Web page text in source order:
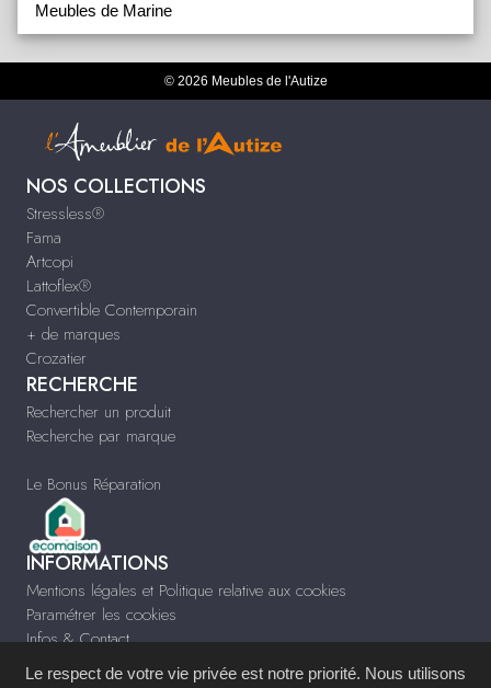
Meubles de Marine
© 2026 Meubles de l'Autize
NOS COLLECTIONS
Stressless®
Fama
Artcopi
Lattoflex®
Convertible Contemporain
+ de marques
Crozatier
RECHERCHE
Rechercher un produit
Recherche par marque
Le Bonus Réparation
INFORMATIONS
Mentions légales et Politique relative aux cookies
Paramétrer les cookies
Infos & Contact
Le respect de votre vie privée est notre priorité. Nous utilisons